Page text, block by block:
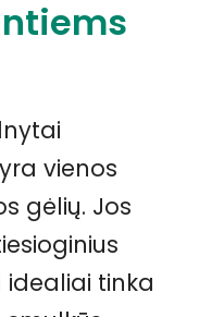
vienos
gėlių. Jos
idealiai tinka